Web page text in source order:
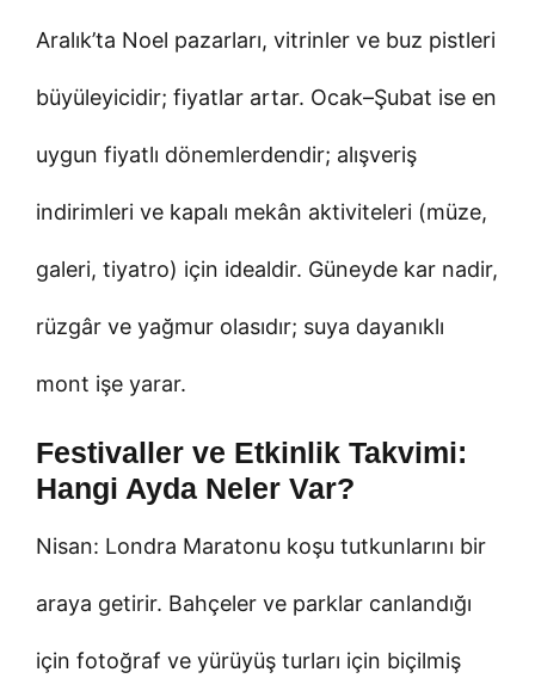
Aralık’ta Noel pazarları, vitrinler ve buz pistleri
büyüleyicidir; fiyatlar artar. Ocak–Şubat ise en
uygun fiyatlı dönemlerdendir; alışveriş
indirimleri ve kapalı mekân aktiviteleri (müze,
galeri, tiyatro) için idealdir. Güneyde kar nadir,
rüzgâr ve yağmur olasıdır; suya dayanıklı
mont işe yarar.
Festivaller ve Etkinlik Takvimi:
Hangi Ayda Neler Var?
Nisan: Londra Maratonu koşu tutkunlarını bir
araya getirir. Bahçeler ve parklar canlandığı
için fotoğraf ve yürüyüş turları için biçilmiş